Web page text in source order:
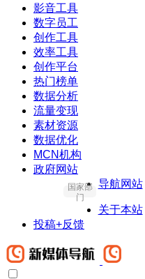
影音工具
数字员工
创作工具
效率工具
创作平台
热门榜单
数据分析
流量变现
素材资源
数据优化
MCN机构
政府网站
国家部
门
导航网站
关于本站
投稿+反馈